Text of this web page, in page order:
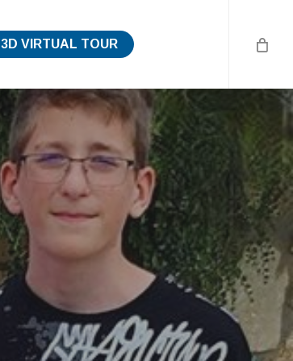
3D VIRTUAL TOUR